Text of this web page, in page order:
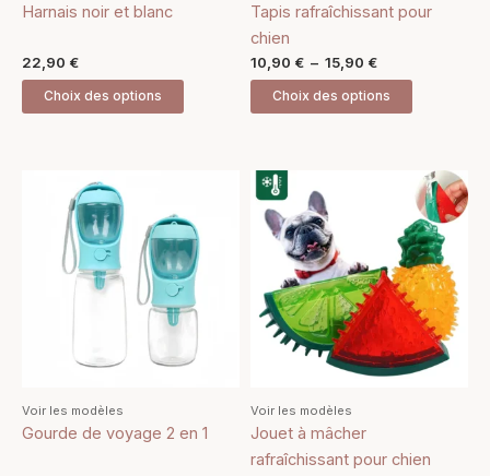
Harnais noir et blanc
22,90 €
Choix des options
Tapis rafraîchissant pour
chien
10,90 € – 15,90 €
Choix des options
sur
Voir les modèles
Gourde de voyage 2 en 1
prix :
14,90 €
à
16,90 €
a
plusieurs
variations.
Les
peuvent
sur
Voir les modèles
Jouet à mâcher
rafraîchissant pour chien
Ce
produit
a
plusieurs
variations.
Les
options
peuvent
la